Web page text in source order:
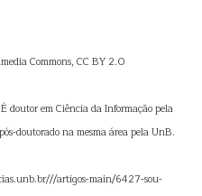
Commons, CC BY 2.0
doutor em Ciência da Informação pela
doutorado na mesma área pela UnB.
artigos-main/6427-sou-